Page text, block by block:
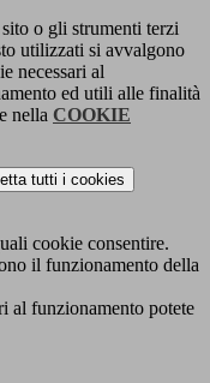
o gli strumenti terzi
utilizzati si avvalgono
necessari al
ed utili alle finalità
nella COOKIE
tutti i cookies
cookie consentire.
il funzionamento della
al funzionamento potete